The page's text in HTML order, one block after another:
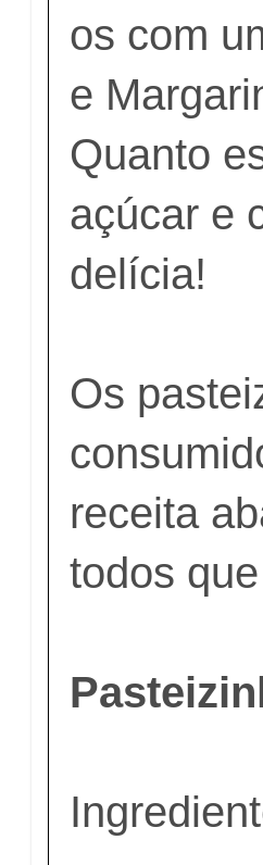
os com
e
Quanto
açúcar e
delícia!
Os
receita
todos